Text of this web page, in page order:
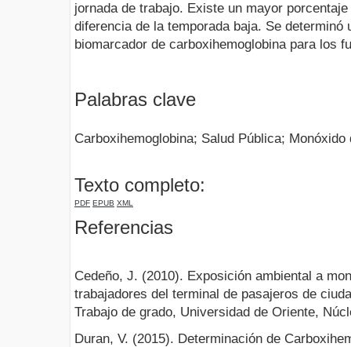
jornada de trabajo. Existe un mayor
diferencia de la temporada baja. Se determinó
biomarcador de carboxihemoglobina para los
Palabras clave
Carboxihemoglobina; Salud Pública;
Texto completo:
PDF EPUB XML
Referencias
Cedeño, J. (2010). Exposición ambiental a
trabajadores del terminal de pasajeros de
Trabajo de grado, Universidad de Oriente,
Duran, V. (2015). Determinación de